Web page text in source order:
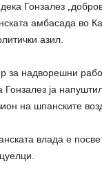
Гонзалез
амбасада во
азил.
за надворешни
Гонзалез ја
на шпанските
влада е